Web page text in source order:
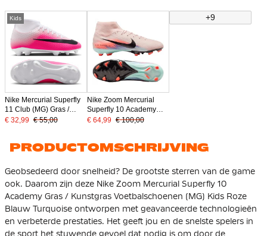
Oranje
Kids Blauw Wit Felroze
Felroze Wit Zwart
Kids
Nike Mercurial Superfly
11 Club (MG) Gras /
Kunstgras
€ 32,99 € 55,00
Nike Zoom Mercurial
Superfly 10 Academy
Gras / Kunstgras
€ 64,99 € 100,00
+9
PRODUCTOMSCHRIJVING
Geobsedeerd door snelheid? De grootste sterren van de game
ook. Daarom zijn deze Nike Zoom Mercurial Superfly 10
Academy Gras / Kunstgras Voetbalschoenen (MG) Kids Roze
Blauw Turquoise ontworpen met geavanceerde technologieën
en verbeterde prestaties. Het geeft jou en de snelste spelers in
de sport het stuwende gevoel dat nodig is om door de